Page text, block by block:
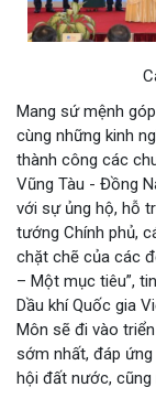
Mang sứ mệnh
cùng những kinh
thành công các
Vũng Tàu - Đồng
với sự ủng hộ, hỗ
tướng Chính phủ,
chặt chẽ của các
– Một mục tiêu”,
Dầu khí Quốc gia
Môn sẽ đi vào
sớm nhất, đáp
hội đất nước, cũng